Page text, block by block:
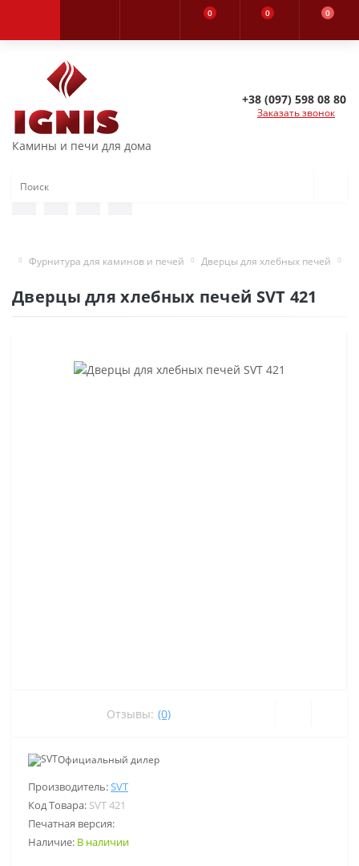
0 0 0
Камины и печи для дома
+38 (097) 598 08 80
Заказать звонок
Фурнитура для каминов и печей Дверцы для хлебных печей
Дверцы для хлебных печей SVT 421
Отзывы: (0)
Производитель:SVT
Код Товара: SVT 421
Печатная версия:
Наличие: В наличии
Официальный дилер